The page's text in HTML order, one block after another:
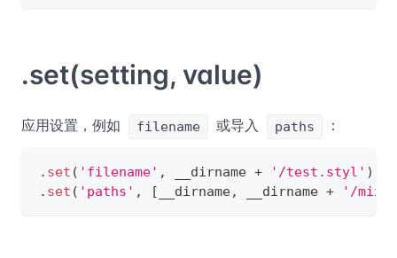
.set(setting, value)
应用设置，例如 filename 或导入 paths ：
. set ( 'filename' , __dirname + '/test.styl' )
. set ( 'paths' , [ __dirname, __dirname + '/